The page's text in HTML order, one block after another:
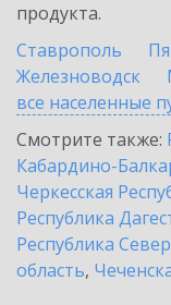
продукта.
Ставрополь
Железноводск
все населенные
Смотрите также:
Кабардино-
Черкесская
Республика
Республика
область,